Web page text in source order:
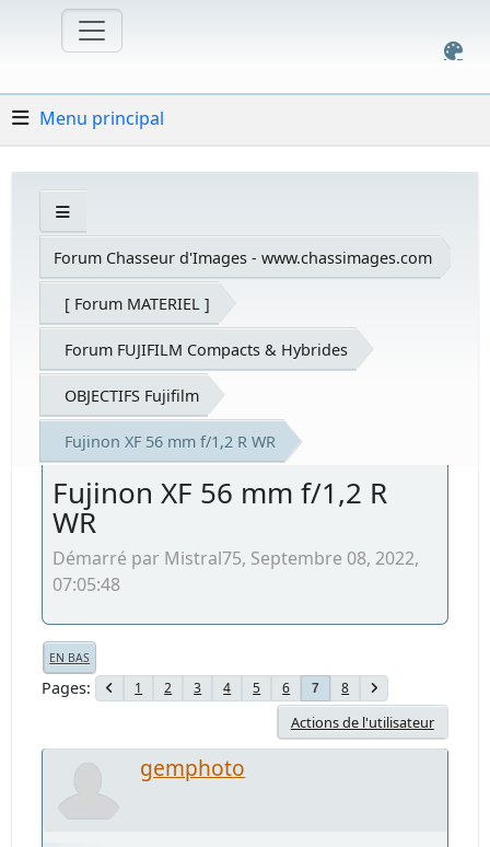
Menu principal
Forum Chasseur d'Images - www.chassimages.com
[ Forum MATERIEL ]
Forum FUJIFILM Compacts & Hybrides
OBJECTIFS Fujifilm
Fujinon XF 56 mm f/1,2 R WR
Fujinon XF 56 mm f/1,2 R
WR
Démarré par Mistral75, Septembre 08, 2022,
07:05:48
EN BAS
Pages 1 2 3 4 5 6 7 8
Actions de l'utilisateur
gemphoto